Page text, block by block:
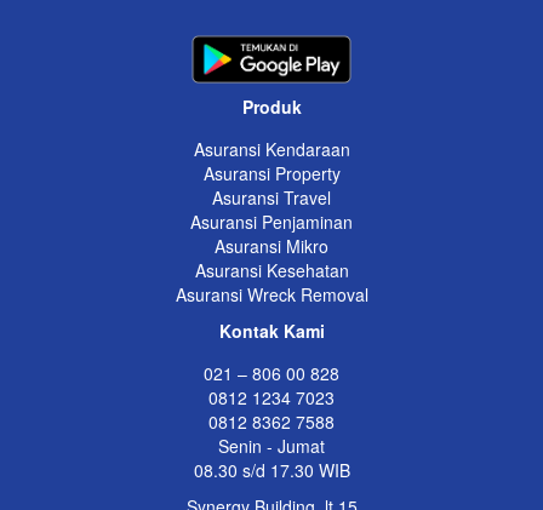
Produk
Asuransi Kendaraan
Asuransi Property
Asuransi Travel
Asuransi Penjaminan
Asuransi Mikro
Asuransi Kesehatan
Asuransi Wreck Removal
Kontak Kami
021 – 806 00 828
0812 1234 7023
0812 8362 7588
Senin - Jumat
08.30 s/d 17.30 WIB